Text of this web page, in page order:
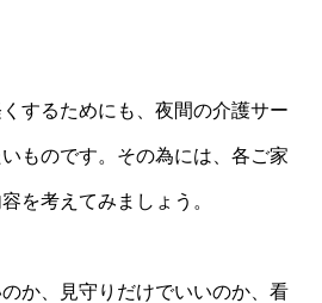
するためにも、夜間の介護サー
ものです。その為には、各ご家
を考えてみましょう。
か、見守りだけでいいのか、看